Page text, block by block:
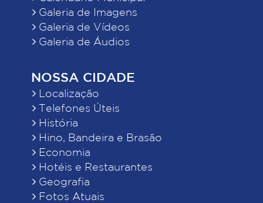
Galeria de Imagens
Galeria de Vídeos
Galeria de Áudios
NOSSA CIDADE
Localização
Telefones Úteis
História
Hino, Bandeira e Brasão
Economia
Hotéis e Restaurantes
Geografia
Fotos Atuais